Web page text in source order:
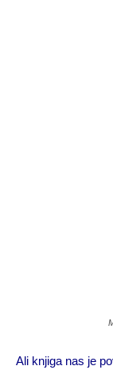
Ali knjiga nas je